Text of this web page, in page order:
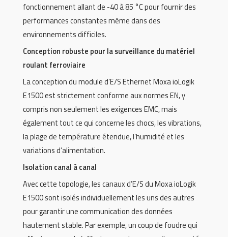
fonctionnement allant de -40 à 85 °C pour fournir des
performances constantes même dans des
environnements difficiles.
Conception robuste pour la surveillance du matériel
roulant ferroviaire
La conception du module d’E/S Ethernet Moxa ioLogik
E1500 est strictement conforme aux normes EN, y
compris non seulement les exigences EMC, mais
également tout ce qui concerne les chocs, les vibrations,
la plage de température étendue, l’humidité et les
variations d’alimentation.
Isolation canal à canal
Avec cette topologie, les canaux d’E/S du Moxa ioLogik
E1500 sont isolés individuellement les uns des autres
pour garantir une communication des données
hautement stable. Par exemple, un coup de foudre qui